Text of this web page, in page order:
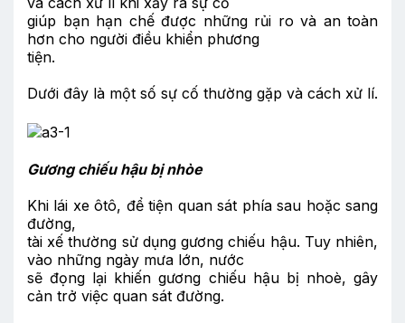
giúp bạn hạn chế được những rủi ro và an toàn
hơn cho người điều khiển phương
tiện.
Dưới đây là một số sự cố thường gặp và cách xử lí.
Gương chiếu hậu bị nhòe
Khi lái xe ôtô, để tiện quan sát phía sau hoặc sang
đường,
tài xế thường sử dụng gương chiếu hậu. Tuy nhiên,
vào những ngày mưa lớn, nước
sẽ đọng lại khiến gương chiếu hậu bị nhoè, gây
cản trở việc quan sát đường.